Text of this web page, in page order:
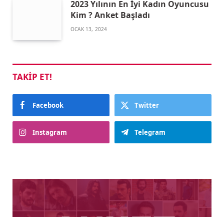
2023 Yılının En İyi Kadın Oyuncusu
Kim ? Anket Başladı
OCAK 13, 2024
TAKIP ET!
Facebook Twitter
Instagram Telegram